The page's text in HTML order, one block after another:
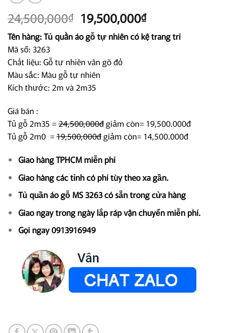
24,500,000₫ Giá
gốc
là:
24,500,000₫.
19,500,000₫Giá
hiện
tại
Tên hàng: Tủ quần áo gỗ tự nhiên có kệ trang trí
Mã số: 3263
Chất liệu: Gỗ tự nhiên vân gõ đỏ
Màu sắc: Màu gỗ tự nhiên
Kích thước: 2m và 2m35
Giá bán :
Tủ gỗ 2m35 =24,500,000đgiảm còn= 19,500.000đ
Tủ gỗ 2m0 =19,500,000đgiảm còn= 14,500.000đ
Giao hàng TPHCM miễn phí
Giao hàng các tỉnh có phí tùy theo xa gần.
Tủ quần áo gỗ MS 3263 có sẵn trong cửa hàng
Giao ngay trong ngày lắp ráp vận chuyển miễn phí.
Gọi ngay 0913916949